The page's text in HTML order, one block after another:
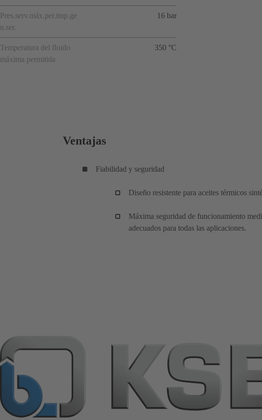
Pres.serv.máx.per.imp.ge
n.ser.
16 bar
Temperatura del fluido
máxima permitida
350 °C
Ventajas
Fiabilidad y seguridad
Diseño resistente para aceites térmicos
Máxima seguridad de funcionamiento
adecuados para todas las aplicaciones.